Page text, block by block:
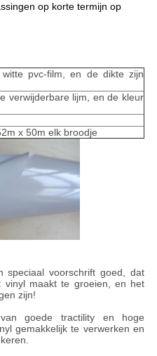
op korte termijn op
witte pvc-film, en de dikte zijn
verwijderbare lijm, en de kleur
x 50m elk broodje
speciaal voorschrift goed, dat
vinyl maakt te groeien, en het
zijn!
goede tractility en hoge
gemakkelijk te verwerken en